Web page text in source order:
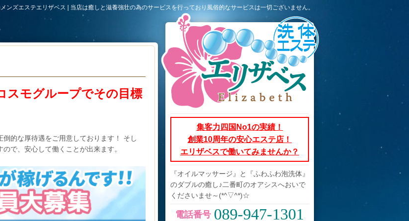
ンズエステエリザベス | 当店は癒しと滋養強壮の為のサービスを行っており風俗的なサービスは一切ございません。
スモグループでその目標
的な厚待遇をご用意しております！ そし
で、安心して働くことが出来ます。
集客力四国No1の実績！
創業10周年の安心エステ店！
エリザベスで働いてみませんか？
『オイルマッサージ』と『ふわふわ泡洗体』
のダブルの癒し♪二番町のオアシスへおいで
くださいませ～(*^▽^*)☆
電話番号 089-947-1301